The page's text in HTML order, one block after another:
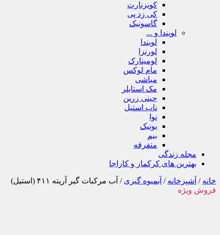
کویزنارت
کی زد پی
گاسونیک
لویندا و ...
لویندا
لورنزا
لومینارک
مام لوکس
مباشی
مک استایلر
چینی زرین
ناب استیل
نوا
یونیک
بیم
متفرقه
مجله زندگی
بهترین های کرکماز و کاراجا
خانه / آشپزخانه / آبمیوه گیری / آب مرکبات گیر آریته ۴۱۱ (استیل)
فروش ویژه